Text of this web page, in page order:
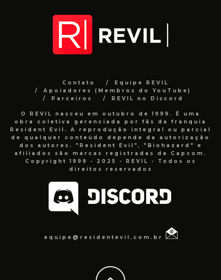
Contato
Equipe REVIL
Apoiadores (Membros do YouTube)
Parceiros
REVIL no Discord
O REVIL nasceu em outubro de 1999. É uma
obra coletiva gerenciada por fãs da franquia
Resident Evil. A reprodução integral ou parcial
de qualquer conteúdo depende da autorização
dos autores. "Resident Evil", "Biohazard" e
afiliados são marcas registradas da Capcom.
Copyright 1999 - 2025 - REVIL - Todos os
direitos reservados
equipe@residentevil.com.br